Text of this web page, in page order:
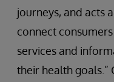
journeys, and acts
connect
services and
their health goals.”